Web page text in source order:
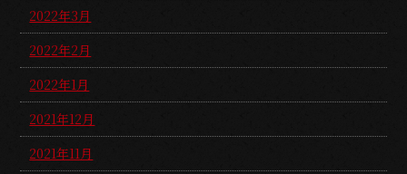
2022年3月
2022年2月
2022年1月
2021年12月
2021年11月